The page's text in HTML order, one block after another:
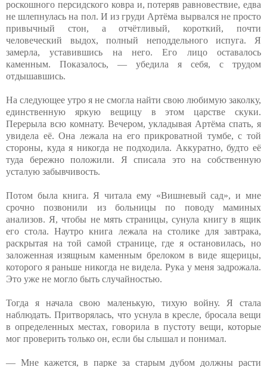
роскошного персидского ковра и, потеряв равновествие, едва
не шлепнулась на пол. И из груди Артёма вырвался не просто
привычный стон, а отчётливый, короткий, почти
человеческий выдох, полный неподдельного испуга. Я
замерла, уставившись на него. Его лицо оставалось
каменным. Показалось, — убедила я себя, с трудом
отдышавшись.
На следующее утро я не смогла найти свою любимую заколку,
единственную яркую вещицу в этом царстве скуки.
Перерыла всю комнату. Вечером, укладывая Артёма спать, я
увидела её. Она лежала на его прикроватной тумбе, с той
стороны, куда я никогда не подходила. Аккуратно, будто её
туда бережно положили. Я списала это на собственную
усталую забывчивость.
Потом была книга. Я читала ему «Вишневый сад», и мне
срочно позвонили из больницы по поводу маминых
анализов. Я, чтобы не мять страницы, сунула книгу в ящик
его стола. Наутро книга лежала на столике для завтрака,
раскрытая на той самой странице, где я остановилась, но
заложенная изящным каменным брелоком в виде ящерицы,
которого я раньше никогда не видела. Рука у меня задрожала.
Это уже не могло быть случайностью.
Тогда я начала свою маленькую, тихую войну. Я стала
наблюдать. Притворялась, что уснула в кресле, бросала вещи
в определенных местах, говорила в пустоту вещи, которые
мог проверить только он, если бы слышал и понимал.
— Мне кажется, в парке за старым дубом должны расти